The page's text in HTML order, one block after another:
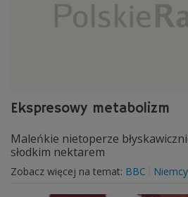
Ekspresowy metabolizm
Maleńkie nietoperze
słodkim nektarem
Zobacz więcej na temat: BBC Niemcy